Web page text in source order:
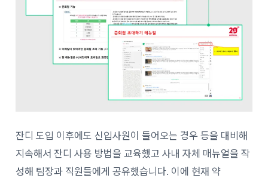
잔디 도입 이후에도 신입사원이 들어오는 경우 등을 대비해
지속해서 잔디 사용 방법을 교육했고 사내 자체 매뉴얼을 작
성해 팀장과 직원들에게 공유했습니다. 이에 현재 약